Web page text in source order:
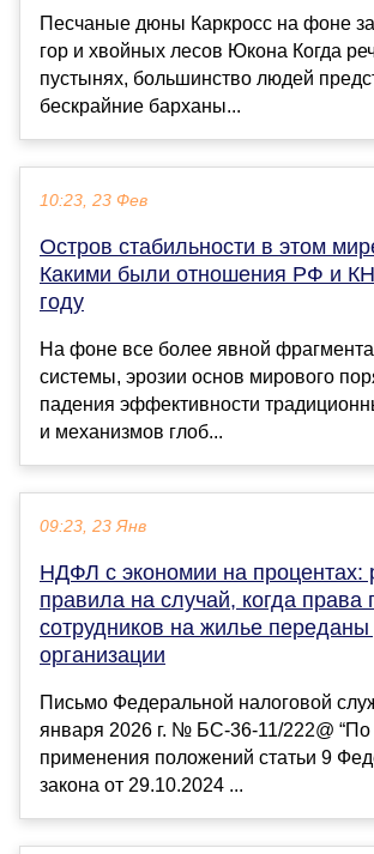
Песчаные дюны Каркросс на фоне
гор и хвойных лесов Юкона Когда
пустынях, большинство людей
бескрайние барханы...
10:23, 23 Фев
Остров стабильности в этом
Какими были отношения РФ и
году
На фоне все более явной
системы, эрозии основ мирового
падения эффективности
и механизмов глоб...
09:23, 23 Янв
НДФЛ с экономии на процентах:
правила на случай, когда права
сотрудников на жилье переданы
организации
Письмо Федеральной налоговой
января 2026 г. № БС-36-11/222@ “По
применения положений статьи 9
закона от 29.10.2024 ...